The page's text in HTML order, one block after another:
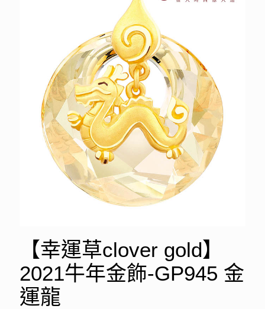
【幸運草clover gold】
2021牛年金飾-GP945 金
運龍